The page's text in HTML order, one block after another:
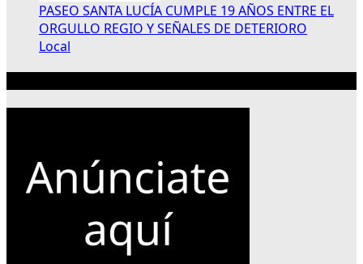
PASEO SANTA LUCÍA CUMPLE 19 AÑOS ENTRE EL
ORGULLO REGIO Y SEÑALES DE DETERIORO
Local